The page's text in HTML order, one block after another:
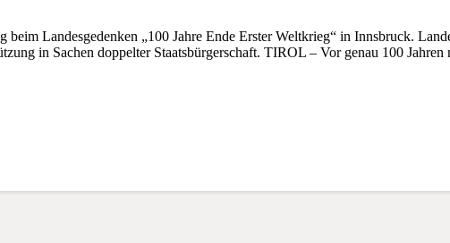
beim Landesgedenken „100 Jahre Ende Erster Weltkrieg“ in Innsbruck.
in Sachen doppelter Staatsbürgerschaft. TIROL – Vor genau 100